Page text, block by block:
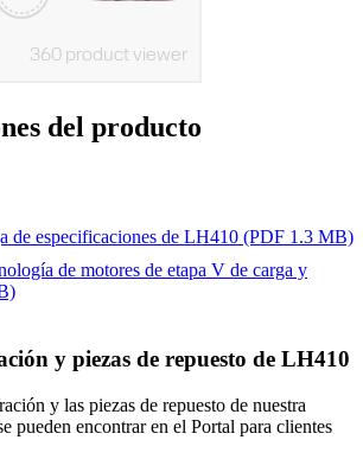
del producto
de especificaciones de LH410 (PDF 1.3 MB)
de motores de etapa V de carga y
y piezas de repuesto de LH410
y las piezas de repuesto de nuestra
pueden encontrar en el Portal para clientes